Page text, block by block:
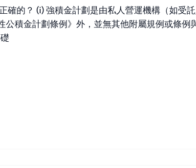
的？ (i) 強積金計劃是由私人營運機構（如受
積金計劃條例》外，並無其他附屬規例或條例